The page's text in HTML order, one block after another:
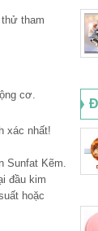
thử tham
cơ.
xác nhất!
Sunfat Kẽm.
đầu kim
hoặc